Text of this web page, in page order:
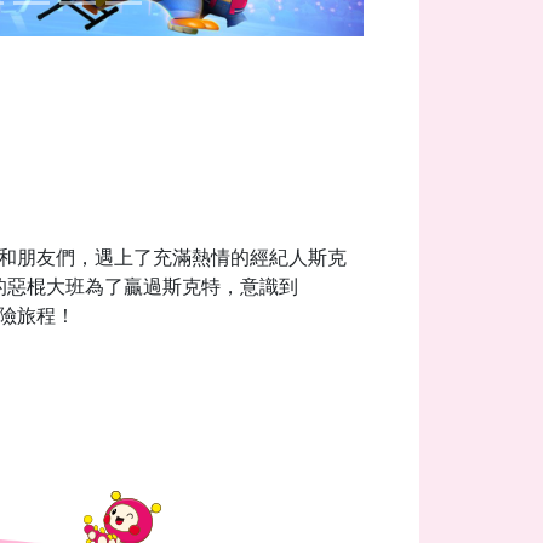
朋友們，遇上了充滿熱情的經紀人斯克
惡棍大班為了贏過斯克特，意識到
旅程！